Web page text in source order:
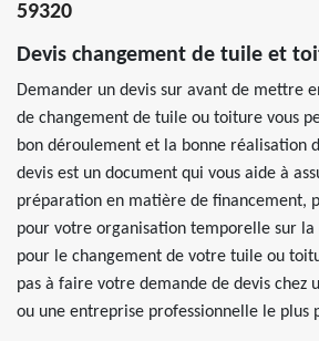
59320
Devis changement de tuile et
Demander un devis sur avant de mettre
de changement de tuile ou toiture vous
bon déroulement et la bonne réalisation
devis est un document qui vous aide à
préparation en matière de financement,
pour votre organisation temporelle sur la
pour le changement de votre tuile ou
pas à faire votre demande de devis chez
ou une entreprise professionnelle le plus